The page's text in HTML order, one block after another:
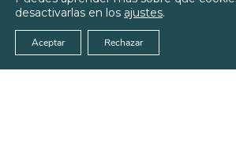
Teruel
desactivarlas en los ajustes.
Aceptar Rechazar